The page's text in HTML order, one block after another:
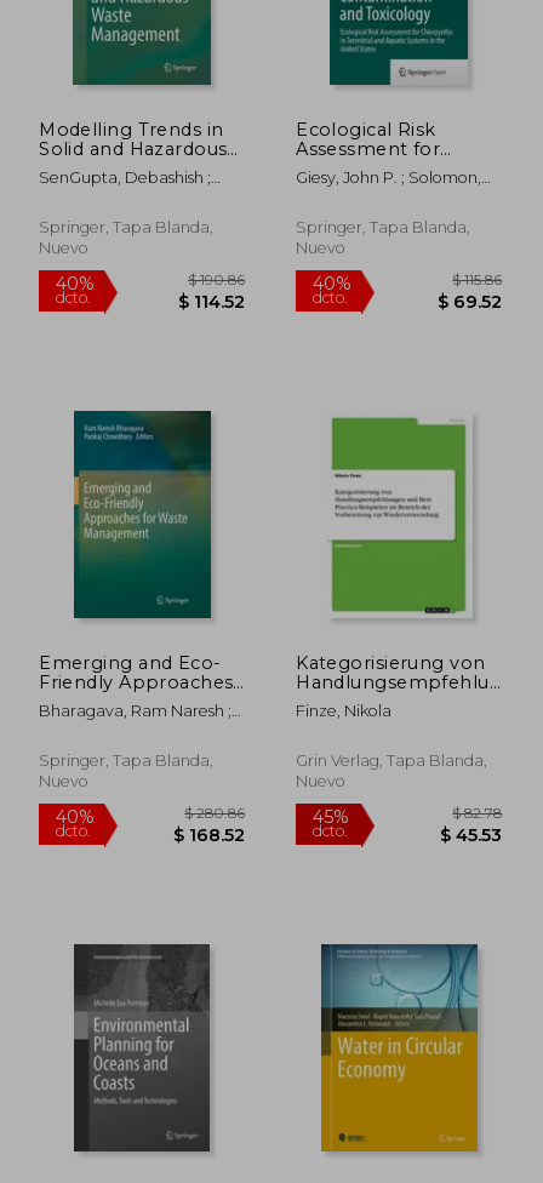
dcto. $ 123.52 dcto.
Modelling Trends in
Solid and Hazardous
Waste Management
(en Inglés)
SenGupta, Debashish ;
Springer, Tapa Blanda,
Nuevo
40%
dcto. $ 114.52
Ecological Risk
Assessment for
Chlorpyrifos in
Terrestrial and Aquatic
States (en Inglés)
Giesy, John P. ; Solomon,
Springer, Tapa Blanda,
Nuevo
40%
dcto. $
Emerging and Eco-
Friendly Approaches
for Waste
Management (en
Bharagava, Ram Naresh ;
Springer, Tapa Blanda,
Nuevo
Kategorisierung von
Handlungsempfehlungen
und Best Practice-
Beispielen im Bereich
Wiederverwendung
(en Alemán)
Finze, Nikola
Grin Verlag, Tapa Blanda,
Nuevo